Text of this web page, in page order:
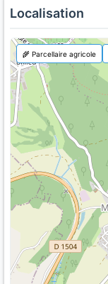
Localisation
🌾 Parcellaire agricole